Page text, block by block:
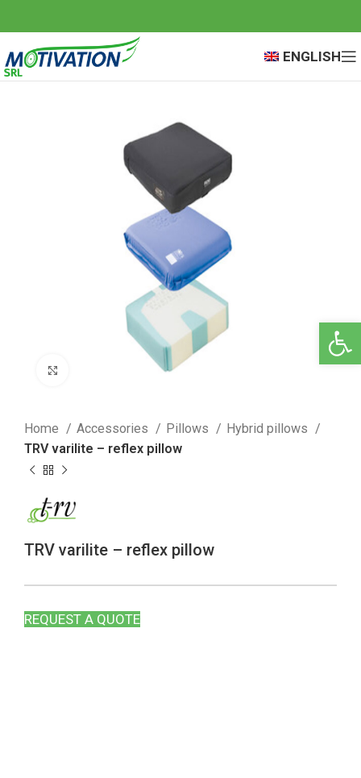
ENGLISH
Click to enlarge
Home Accessories Pillows
Hybrid pillows
TRV varilite – reflex pillow
TRV varilite – reflex pillow
REQUEST A QUOTE